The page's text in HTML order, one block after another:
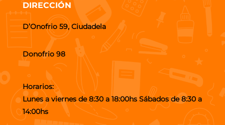
DIRECCIÓN
D’Onofrio 59, Ciudadela
Donofrio 98
Horarios:
Lunes a viernes de 8:30 a 18:00hs Sábados de 8:30 a
14:00hs